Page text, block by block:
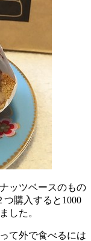
ッツベースのもの
つ購入すると1000
した。
て外で食べるには